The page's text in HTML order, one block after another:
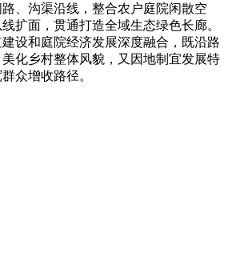
、沟渠沿线，整合农户庭院闲散空
扩面，贯通打造全域生态绿色长廊。
设和庭院经济发展深度融合，既沿路
化乡村整体风貌，又因地制宜发展特
众增收路径。